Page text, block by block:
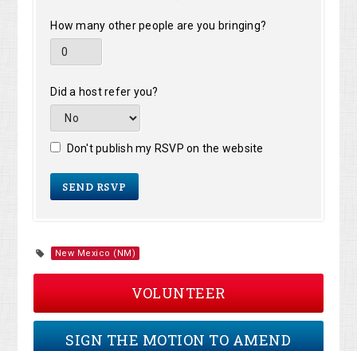
How many other people are you bringing?
Did a host refer you?
Don't publish my RSVP on the website
New Mexico (NM)
VOLUNTEER
SIGN THE MOTION TO AMEND